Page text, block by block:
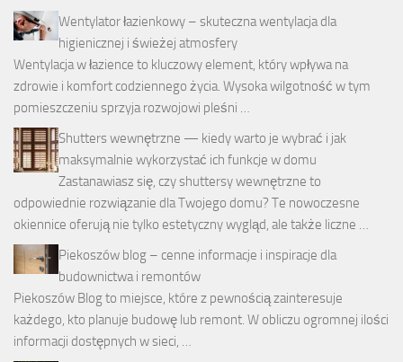
Wentylator łazienkowy – skuteczna wentylacja dla
higienicznej i świeżej atmosfery
Wentylacja w łazience to kluczowy element, który wpływa na
zdrowie i komfort codziennego życia. Wysoka wilgotność w tym
pomieszczeniu sprzyja rozwojowi pleśni …
Shutters wewnętrzne — kiedy warto je wybrać i jak
maksymalnie wykorzystać ich funkcje w domu
Zastanawiasz się, czy shuttersy wewnętrzne to
odpowiednie rozwiązanie dla Twojego domu? Te nowoczesne
okiennice oferują nie tylko estetyczny wygląd, ale także liczne …
Piekoszów blog – cenne informacje i inspiracje dla
budownictwa i remontów
Piekoszów Blog to miejsce, które z pewnością zainteresuje
każdego, kto planuje budowę lub remont. W obliczu ogromnej ilości
informacji dostępnych w sieci, …